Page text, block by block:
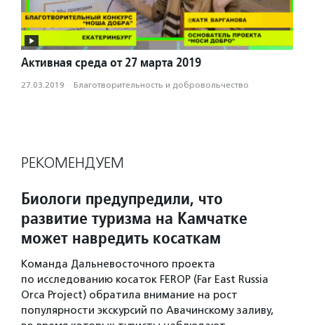
Активная среда от 27 марта 2019
27.03.2019 · Благотвори­тель­ность и доброволь­чест­во
РЕКОМЕНДУЕМ
Биологи предупредили, что
развитие туризма на Камчатке
может навредить косаткам
Команда Дальневосточного проекта
по исследованию косаток FEROP (Far East Russia
Orca Project) обратила внимание на рост
популярности экскурсий по Авачинскому заливу,